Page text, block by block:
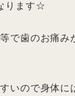
ります☆
で歯のお痛み
いので身体に